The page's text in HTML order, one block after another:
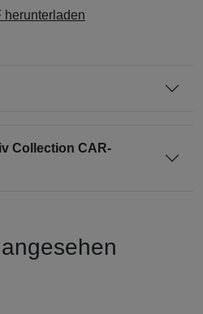
herunterladen
Collection CAR-